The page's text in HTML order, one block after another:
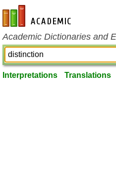
en-academic.com
Academic Dictionaries and
Interpretations Translations